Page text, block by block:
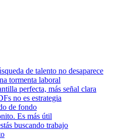
de talento no desaparece
tormenta laboral
perfecta, más señal clara
no es estrategia
de fondo
Es más útil
buscando trabajo